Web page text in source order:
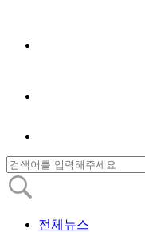
전체뉴스